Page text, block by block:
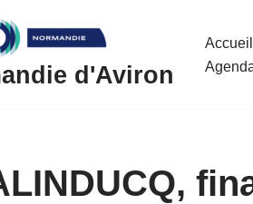
d'Aviron
Accueil